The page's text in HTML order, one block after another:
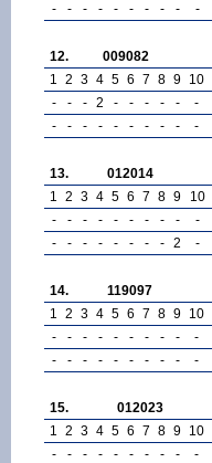
-
- - - - - - - - -
12. 009082
1 2 3 4 5 6 7 8 9 10
-
- - 2 - - - - - -
-
- - - - - - - - -
13. 012014
1 2 3 4 5 6 7 8 9 10
-
- - - - - - - - -
-
- - - - - - - 2 -
14. 119097
1 2 3 4 5 6 7 8 9 10
-
- - - - - - - - -
-
- - - - - - - - -
15. 012023
1 2 3 4 5 6 7 8 9 10
-
- - - - - - - - -